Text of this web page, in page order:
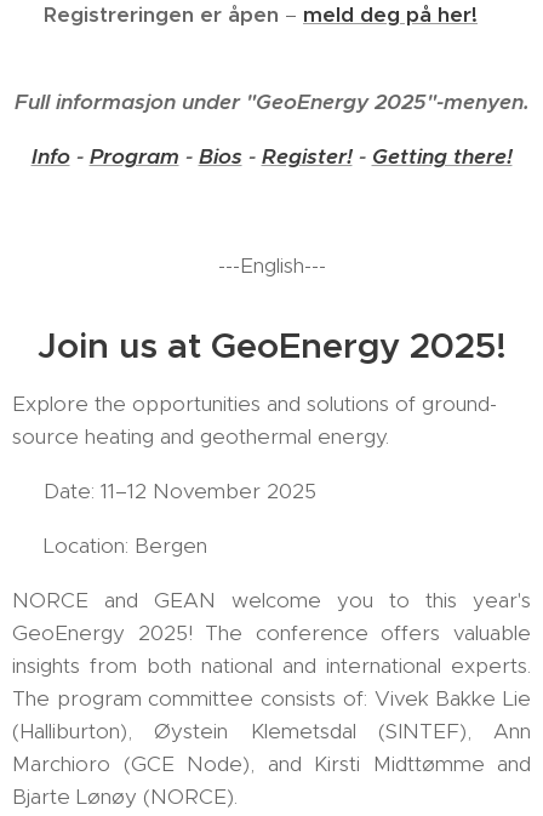
Registreringen er åpen – meld deg på her!
Full informasjon under "GeoEnergy 2025"-menyen.
Info- Program - Bios - Register!- Getting there!
---English---
Join us at GeoEnergy 2025!
Explore the opportunities and solutions of ground-
source heating and geothermal energy.
📅 Date: 11–12 November 2025
📍 Location: Bergen
NORCE and GEAN welcome you to this year's
GeoEnergy 2025! The conference offers valuable
insights from both national and international experts.
The program committee consists of: Vivek Bakke Lie
(Halliburton), Øystein Klemetsdal (SINTEF), Ann
Marchioro (GCE Node), and Kirsti Midttømme and
Bjarte Lønøy (NORCE).